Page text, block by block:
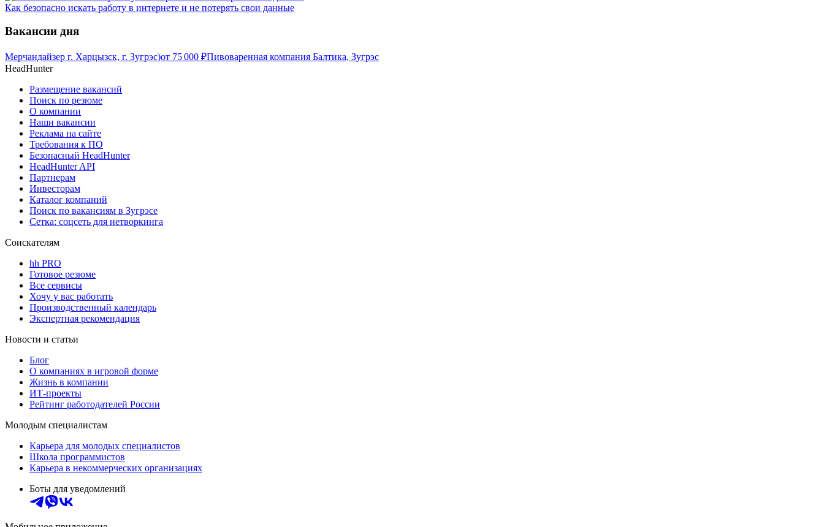
Как безопасно искать работу в интернете и не потерять свои данные
Вакансии дня
Мерчандайзер г. Харцызск, г. Зугрэс)от 75 000 ₽Пивоваренная компания Балтика, Зугрэс
HeadHunter
Размещение вакансий
Поиск по резюме
О компании
Наши вакансии
Реклама на сайте
Требования к ПО
Безопасный HeadHunter
HeadHunter API
Партнерам
Инвесторам
Каталог компаний
Поиск по вакансиям в Зугрэсе
Сетка: соцсеть для нетворкинга
Соискателям
hh PRO
Готовое резюме
Все сервисы
Хочу у вас работать
Производственный календарь
Экспертная рекомендация
Новости и статьи
Блог
О компаниях в игровой форме
Жизнь в компании
ИТ-проекты
Рейтинг работодателей России
Молодым специалистам
Карьера для молодых специалистов
Школа программистов
Карьера в некоммерческих организациях
Боты для уведомлений